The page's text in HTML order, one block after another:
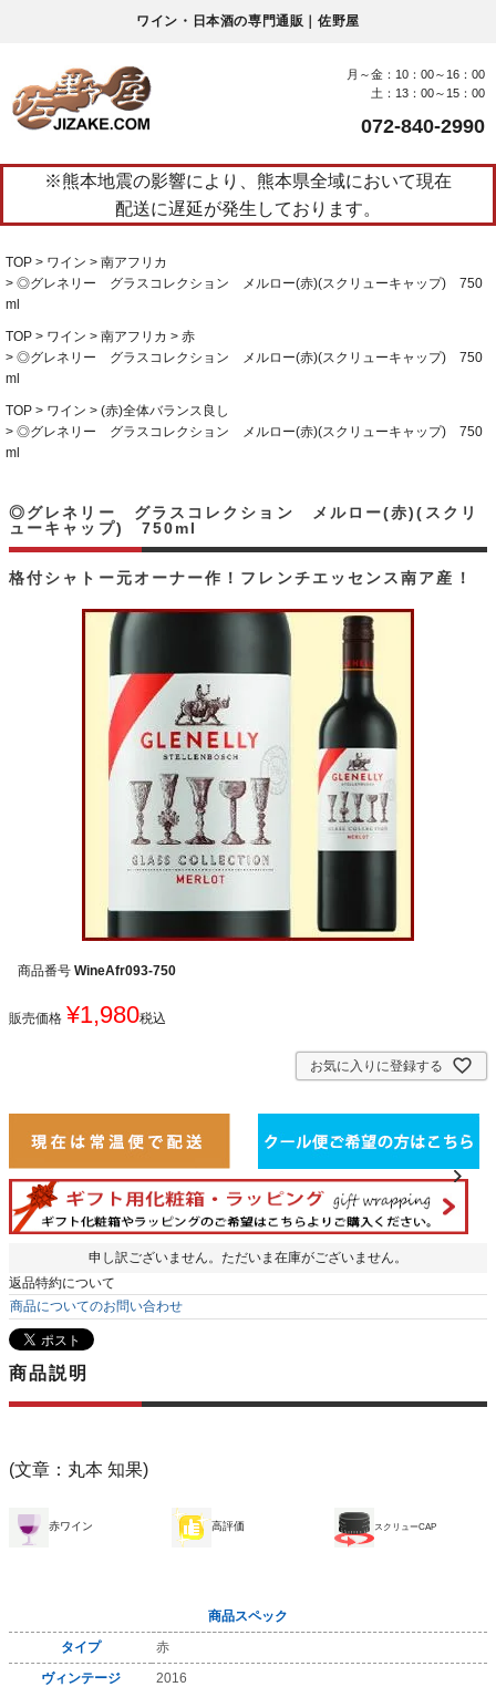
ワイン・日本酒の専門通販｜佐野屋
月～金：10：00～16：00
土：13：00～15：00
072-840-2990
※熊本地震の影響により、熊本県全域において現在
配送に遅延が発生しております。
TOP ワイン
南アフリカ
◎グレネリー グラスコレクション メルロー(赤)(スクリューキャップ) 750
ml
TOP ワイン 南アフリカ
赤
◎グレネリー グラスコレクション メルロー(赤)(スクリューキャップ) 750
ml
TOP ワイン
(赤)全体バランス良し
◎グレネリー グラスコレクション メルロー(赤)(スクリューキャップ) 750
ml
格付シャトー元オーナー作！フレンチエッセンス南ア産！
◎グレネリー グラスコレクション メルロー(赤)(スクリ
ューキャップ) 750ml
商品番号 WineAfr093-750
販売価格 ¥1,980税込
お気に入りに登録する
申し訳ございません。ただいま在庫がございません。
返品特約について
商品についてのお問い合わせ
商品説明
(文章：丸本 知果)
赤ワイン 高評価 スクリューCAP
商品スペック
タイプ
赤
ヴィンテージ
2016